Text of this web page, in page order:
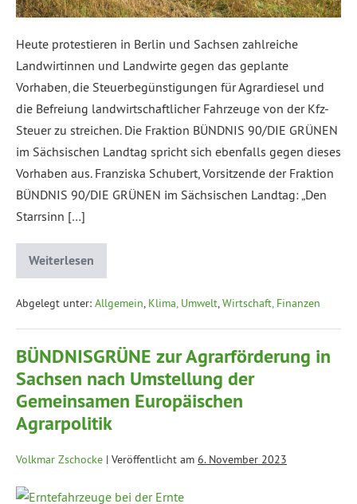
Heute protestieren in Berlin und Sachsen zahlreiche
Landwirtinnen und Landwirte gegen das geplante
Vorhaben, die Steuerbegünstigungen für Agrardiesel und
die Befreiung landwirtschaftlicher Fahrzeuge von der Kfz-
Steuer zu streichen. Die Fraktion BÜNDNIS 90/DIE GRÜNEN
im Sächsischen Landtag spricht sich ebenfalls gegen dieses
Vorhaben aus. Franziska Schubert, Vorsitzende der Fraktion
BÜNDNIS 90/DIE GRÜNEN im Sächsischen Landtag: „Den
Starrsinn […]
Weiterlesen
Abgelegt unter: Allgemein, Klima, Umwelt,Wirtschaft, Finanzen
BÜNDNISGRÜNE zur Agrarförderung in
Sachsen nach Umstellung der
Gemeinsamen Europäischen
Agrarpolitik
Volkmar Zschocke | Veröffentlicht am 6. November 2023